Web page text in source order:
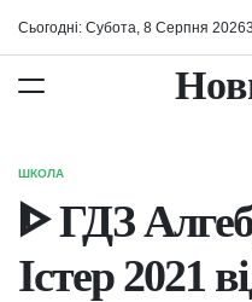
Сьогодні: Субота, 8 Серпня 20263
ОПУБЛІКУВАТИ
У
ШКОЛА
ᐈ ГДЗ
Істер 2021